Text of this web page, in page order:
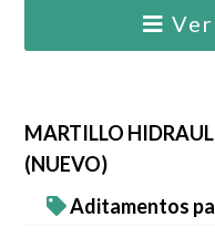
MARTILLO HIDRAULICO TERAN THH400BH
(NUEVO)
Aditamentos